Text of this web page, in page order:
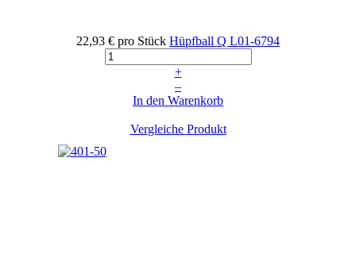
22,93 € pro Stück Hüpfball Q L01-6794
+
–
In den Warenkorb
Vergleiche Produkt